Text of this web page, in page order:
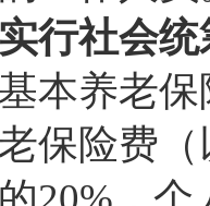
行社会
基本养老
保险费